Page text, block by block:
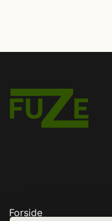
Forside